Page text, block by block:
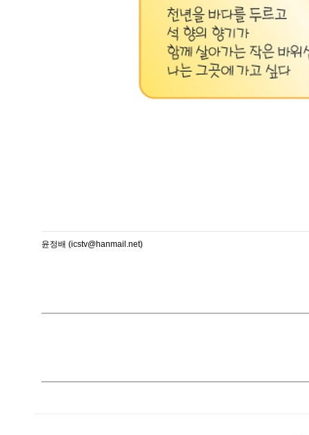
윤정배 (icstv@hanmail.net)